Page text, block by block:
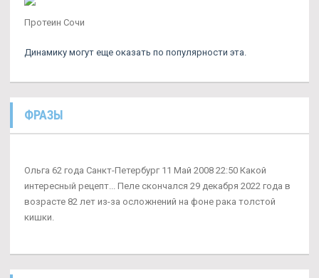
Протеин Сочи
Динамику могут еще оказать по популярности эта.
ФРАЗЫ
Ольга 62 года Санкт-Петербург 11 Май 2008 22:50 Какой
интересный рецепт... Пеле скончался 29 декабря 2022 года в
возрасте 82 лет из-за осложнений на фоне рака толстой
кишки.